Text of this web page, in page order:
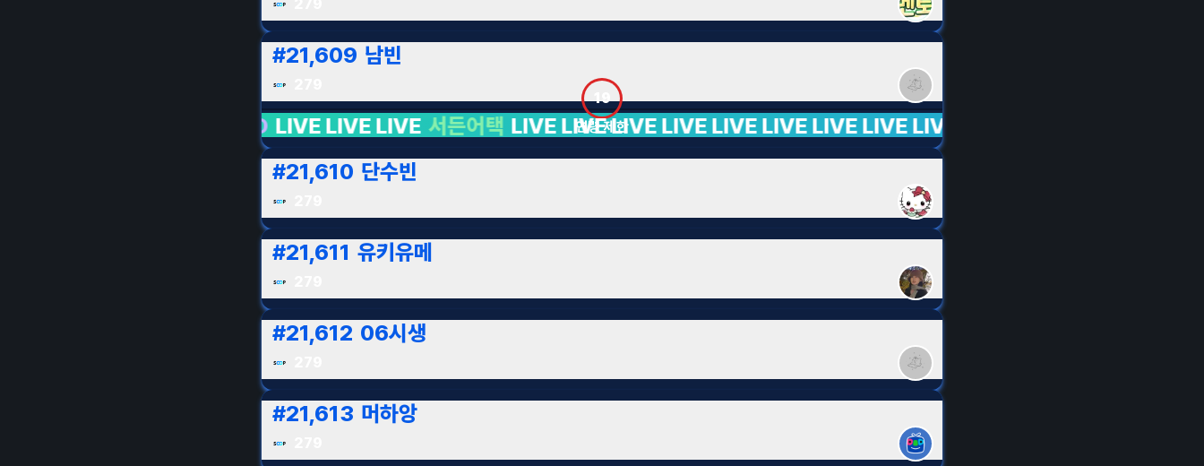
#21,609 남빈
19
연령 제한
서든어택 LIVE LIVE LIVE LIVE LIVE LIVE LIVE LIVE LIVE LIVE LIVE LIVE LIVE LIVE LIVE LIVE
#21,610 단수빈
#21,611 유키유메
#21,612 06시생
#21,613 머하앙